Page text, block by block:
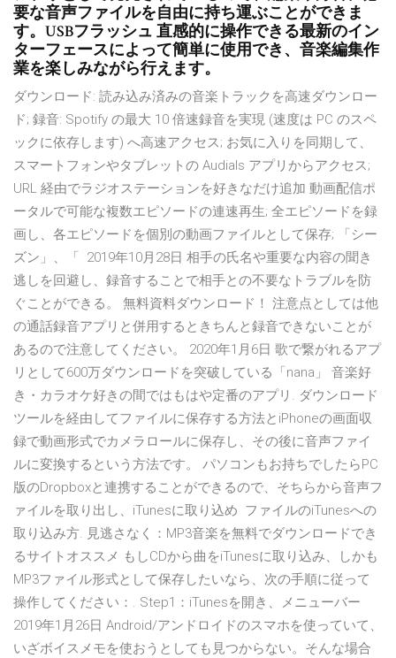
要な音声ファイルを自由に持ち運ぶことができま
す。USBフラッシュ 直感的に操作できる最新のイン
ターフェースによって簡単に使用でき、音楽編集作
業を楽しみながら行えます。
ダウンロード: 読み込み済みの音楽トラックを高速ダウンロー
ド; 録音: Spotify の最大 10 倍速録音を実現 (速度は PC のスペ
ックに依存します) へ高速アクセス; お気に入りを同期して、
スマートフォンやタブレットの Audials アプリからアクセス;
URL 経由でラジオステーションを好きなだけ追加 動画配信ポ
ータルで可能な複数エピソードの連速再生; 全エピソードを録
画し、各エピソードを個別の動画ファイルとして保存; 「シー
ズン」、「 2019年10月28日 相手の氏名や重要な内容の聞き
逃しを回避し、録音することで相手との不要なトラブルを防
ぐことができる。 無料資料ダウンロード！ 注意点としては他
の通話録音アプリと併用するときちんと録音できないことが
あるので注意してください。 2020年1月6日 歌で繋がれるアプ
リとして600万ダウンロードを突破している「nana」 音楽好
き・カラオケ好きの間ではもはや定番のアプリ. ダウンロード
ツールを経由してファイルに保存する方法とiPhoneの画面収
録で動画形式でカメラロールに保存し、その後に音声ファイ
ルに変換するという方法です。 パソコンもお持ちでしたらPC
版のDropboxと連携することができるので、そちらから音声フ
ァイルを取り出し、iTunesに取り込め ファイルのiTunesへの
取り込み方. 見逃さなく：MP3音楽を無料でダウンロードでき
るサイトオススメ もしCDから曲をiTunesに取り込み、しかも
MP3ファイル形式として保存したいなら、次の手順に従って
操作してください：. Step1：iTunesを開き、メニューバー
2019年1月26日 Android/アンドロイドのスマホを使っていて、
いざボイスメモを使おうとしても見つからない。そんな場合